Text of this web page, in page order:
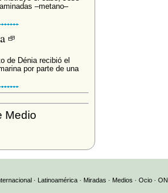
–metano–
de Dénia recibió el
por parte de una
Medio
· Latinoamérica · Miradas · Medios · Ocio ·